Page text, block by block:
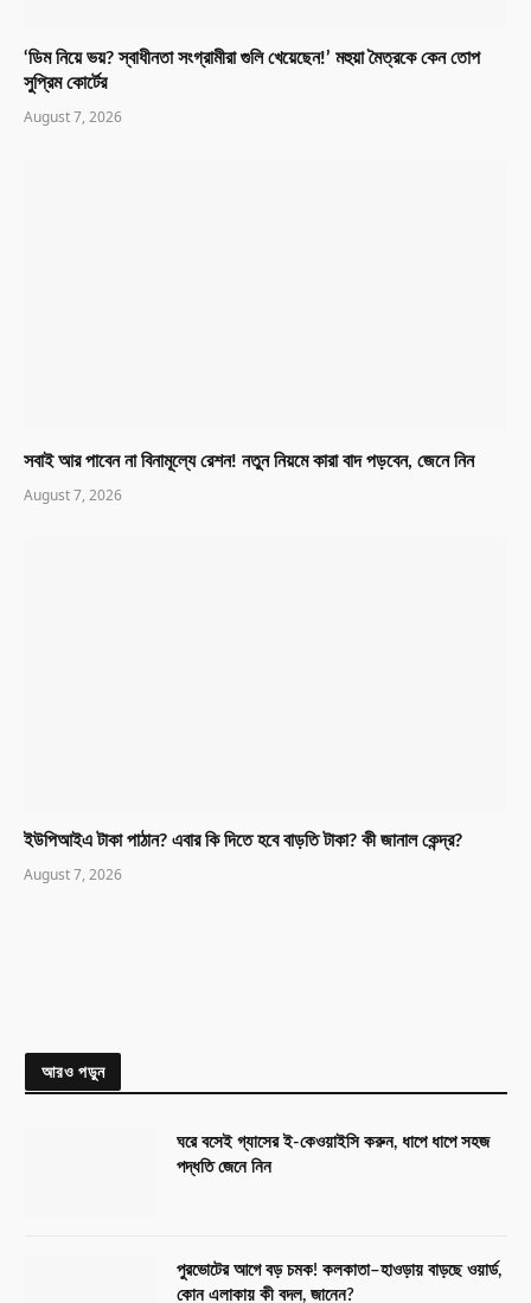
‘ডিম নিয়ে ভয়? স্বাধীনতা সংগ্রামীরা গুলি খেয়েছেন!’ মহুয়া মৈত্রকে কেন তোপ
সুপ্রিম কোর্টের
August 7, 2026
সবাই আর পাবেন না বিনামূল্যে রেশন! নতুন নিয়মে কারা বাদ পড়বেন, জেনে নিন
August 7, 2026
ইউপিআইএ টাকা পাঠান? এবার কি দিতে হবে বাড়তি টাকা? কী জানাল কেন্দ্র?
August 7, 2026
আরও পড়ুন
ঘরে বসেই গ্যাসের ই-কেওয়াইসি করুন, ধাপে ধাপে সহজ
পদ্ধতি জেনে নিন
পুরভোটের আগে বড় চমক! কলকাতা–হাওড়ায় বাড়ছে ওয়ার্ড,
কোন এলাকায় কী বদল, জানেন?